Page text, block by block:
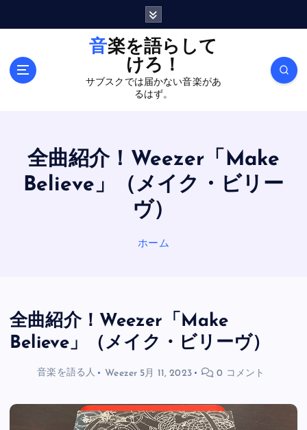
音楽を語らして
けろ！
サブスクでは届かない音楽があ
るはず。
全曲紹介！Weezer「Make
Believe」（メイク・ビリー
ヴ）
ホーム
全曲紹介！Weezer「Make
Believe」（メイク・ビリーヴ）
音楽を語る人 Weezer 5月 11, 2023 0 コメント